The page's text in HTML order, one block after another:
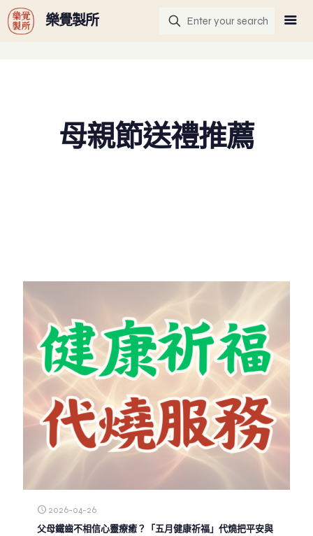
G-GHF9TLS5W3
樂覺製所
母親節送禮推薦
2026-04-26
父母鐵齒不相信心靈療癒？「五月健康祈福」代燒把平安與